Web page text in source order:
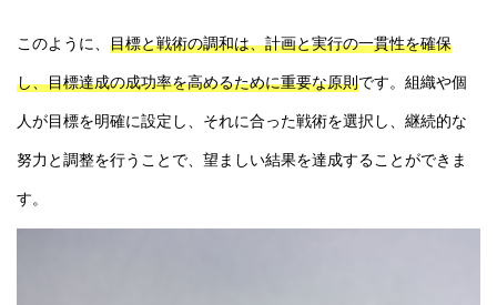
このように、 目標と戦術の調和は、計画と実行の一貫性を確保
し、目標達成の成功率を高めるために重要な原則です。組織や個
人が目標を明確に設定し、それに合った戦術を選択し、継続的な
努力と調整を行うことで、望ましい結果を達成することができま
す。